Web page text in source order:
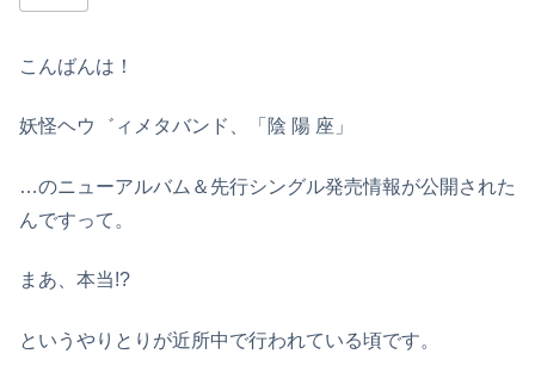
こんばんは！
妖怪ヘウ゛ィメタバンド、「陰 陽 座」
…のニューアルバム＆先行シングル発売情報が公開された
んですって。
まあ、本当!?
というやりとりが近所中で行われている頃です。